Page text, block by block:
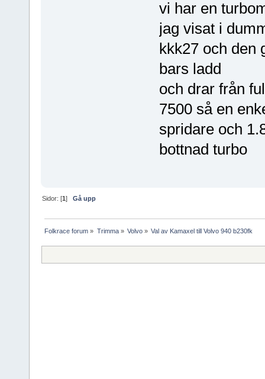
vi har en
jag visat i
kkk27 och den
bars ladd
och drar från
7500 så en
spridare och
bottnad turbo
Sidor: [1]Gå upp
Folkrace forum » Trimma» Volvo» Val av Kamaxel till Volvo 940 b230fk